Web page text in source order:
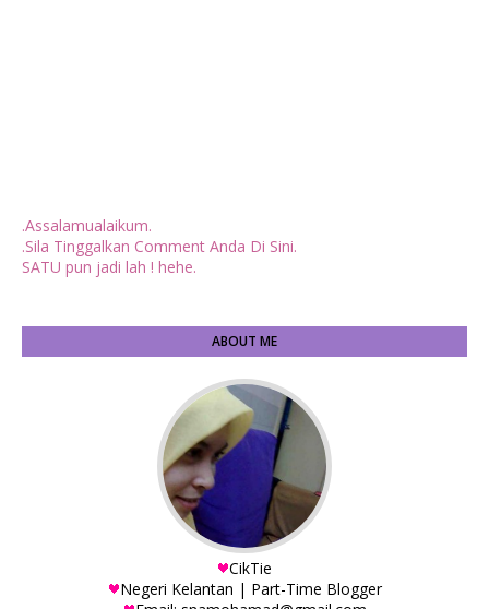
.Assalamualaikum.
.Sila Tinggalkan Comment Anda Di Sini.
SATU pun jadi lah ! hehe.
ABOUT ME
CikTie
Negeri Kelantan | Part-Time Blogger